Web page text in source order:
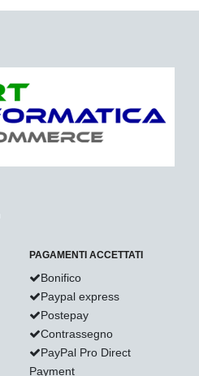
PAGAMENTI ACCETTATI
Bonifico
Paypal express
Postepay
Contrassegno
PayPal Pro Direct
Payment